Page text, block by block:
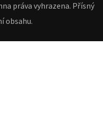
práva vyhrazena. Přísný
obsahu.